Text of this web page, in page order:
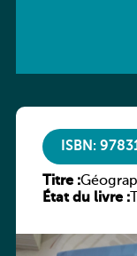
ISBN:
Titre :
Praxis
État du livre :